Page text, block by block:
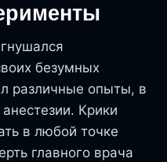
безумных
различные опыты, в
Крики
в любой точке
главного врача